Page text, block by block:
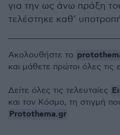
για την ως άνω πράξη
τελέστηκε καθ’
Ακολουθήστε το
και μάθετε πρώτοι όλες τις
Δείτε όλες τις τελευταίες
και τον Κόσμο, τη στιγμή
Protothema.gr